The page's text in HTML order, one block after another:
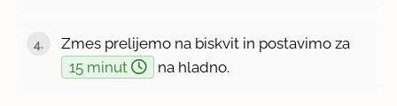
Zmes prelijemo na biskvit in postavimo za
15 minut
na hladno.